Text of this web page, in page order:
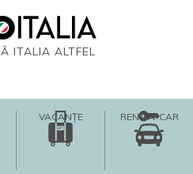
ITALIA ALTFEL
VACANȚE RENT-A-CAR